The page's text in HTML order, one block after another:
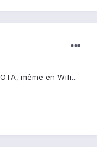
même en Wifi...